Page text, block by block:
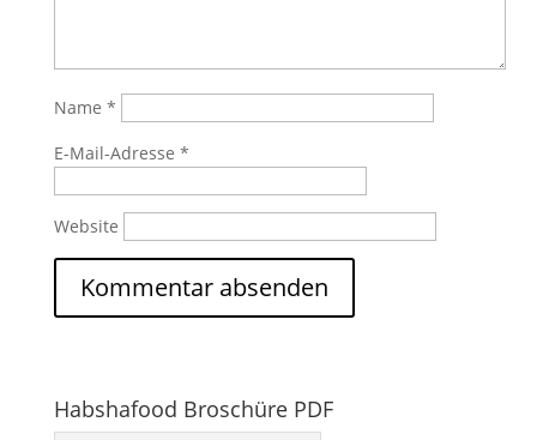
Name *
E-Mail-Adresse *
Website
Habshafood Broschüre PDF